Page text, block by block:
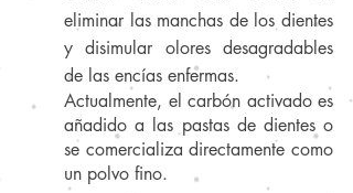
eliminar las manchas de los dientes
y disimular olores desagradables
de las encías enfermas.
Actualmente, el carbón activado es
añadido a las pastas de dientes o
se comercializa directamente como
un polvo fino.